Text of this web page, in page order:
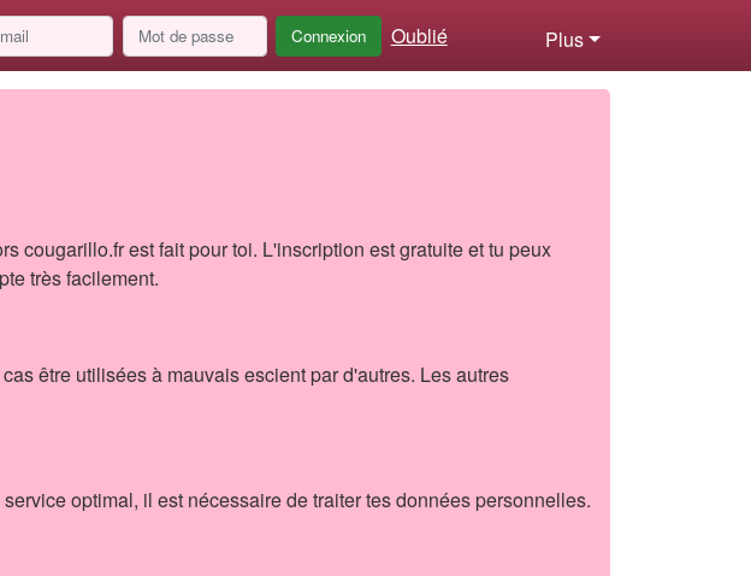
Connexion Oublié Plus
cougarillo.fr est fait pour toi. L'inscription est gratuite et tu peux
très facilement.
être utilisées à mauvais escient par d'autres. Les autres
optimal, il est nécessaire de traiter tes données personnelles.